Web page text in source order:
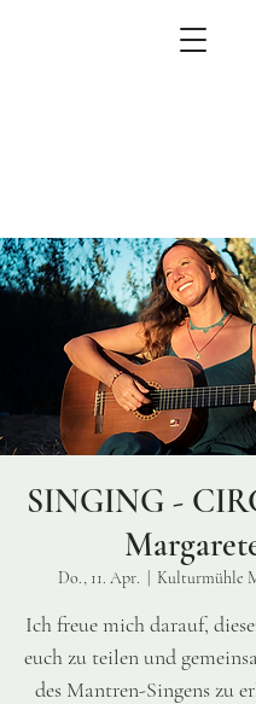
MEN
Ü
zum
SINGING -
Do., 11. Apr. Kulturmühle
Ich freue mich darauf,
euch zu teilen und
des Mantren-Singens zu